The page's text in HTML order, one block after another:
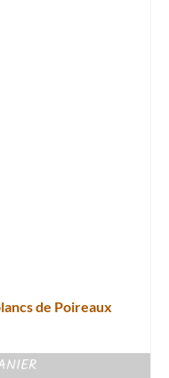
de Poireaux